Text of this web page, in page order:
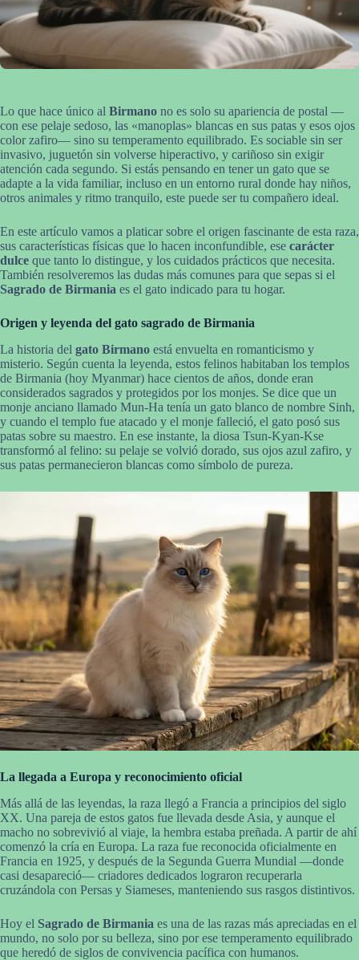
Lo que hace único al Birmano no es solo su apariencia de postal —
con ese pelaje sedoso, las «manoplas» blancas en sus patas y esos ojos
color zafiro— sino su temperamento equilibrado. Es sociable sin ser
invasivo, juguetón sin volverse hiperactivo, y cariñoso sin exigir
atención cada segundo. Si estás pensando en tener un gato que se
adapte a la vida familiar, incluso en un entorno rural donde hay niños,
otros animales y ritmo tranquilo, este puede ser tu compañero ideal.
En este artículo vamos a platicar sobre el origen fascinante de esta raza,
sus características físicas que lo hacen inconfundible, ese carácter
dulce que tanto lo distingue, y los cuidados prácticos que necesita.
También resolveremos las dudas más comunes para que sepas si el
Sagrado de Birmania es el gato indicado para tu hogar.
Origen y leyenda del gato sagrado de Birmania
La historia del gato Birmano está envuelta en romanticismo y
misterio. Según cuenta la leyenda, estos felinos habitaban los templos
de Birmania (hoy Myanmar) hace cientos de años, donde eran
considerados sagrados y protegidos por los monjes. Se dice que un
monje anciano llamado Mun-Ha tenía un gato blanco de nombre Sinh,
y cuando el templo fue atacado y el monje falleció, el gato posó sus
patas sobre su maestro. En ese instante, la diosa Tsun-Kyan-Kse
transformó al felino: su pelaje se volvió dorado, sus ojos azul zafiro, y
sus patas permanecieron blancas como símbolo de pureza.
La llegada a Europa y reconocimiento oficial
Más allá de las leyendas, la raza llegó a Francia a principios del siglo
XX. Una pareja de estos gatos fue llevada desde Asia, y aunque el
macho no sobrevivió al viaje, la hembra estaba preñada. A partir de ahí
comenzó la cría en Europa. La raza fue reconocida oficialmente en
Francia en 1925, y después de la Segunda Guerra Mundial —donde
casi desapareció— criadores dedicados lograron recuperarla
cruzándola con Persas y Siameses, manteniendo sus rasgos distintivos.
Hoy el Sagrado de Birmania es una de las razas más apreciadas en el
mundo, no solo por su belleza, sino por ese temperamento equilibrado
que heredó de siglos de convivencia pacífica con humanos.